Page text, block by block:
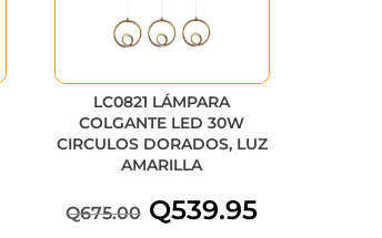
LC0821 LÁMPARA
COLGANTE LED 30W
CIRCULOS DORADOS, LUZ
AMARILLA
Q675.00 El
Q539.95El